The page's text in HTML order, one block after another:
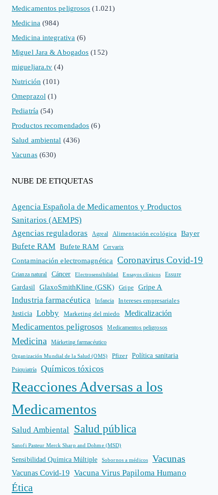
Medicamentos peligrosos (1.021)
Medicina (984)
Medicina integrativa (6)
Miguel Jara & Abogados (152)
migueljara.tv (4)
Nutrición (101)
Omeprazol (1)
Pediatría (54)
Productos recomendados (6)
Salud ambiental (436)
Vacunas(630)
NUBE DE ETIQUETAS
Agencia Española de Medicamentos y Productos
Sanitarios (AEMPS)
Agencias reguladoras
Agreal Alimentación ecológica Bayer
Bufete RAM Bufete RAM Cervarix
Contaminación electromagnética Coronavirus Covid-19
Crianza natural Cáncer Electrosensibilidad Ensayos clínicos Essure
Gardasil GlaxoSmithKline (GSK) Gripe Gripe A
Industria farmacéutica Infancia
Intereses empresariales
Justicia
Lobby Marketing del miedo Medicalización
Medicamentos peligrosos Medicamentos peligrosos
Medicina Márketing farmacéutico
Organización Mundial de la Salud (OMS) Pfizer Política sanitaria
Psiquiatría Químicos tóxicos
Reacciones Adversas a los
Medicamentos
Salud Ambiental Salud pública
Sanofi Pasteur Merck Sharp and Dohme (MSD)
Sensibilidad Química Múltiple Sobornos a médicos Vacunas
Vacunas Covid-19 Vacuna Virus Papiloma Humano
Ética